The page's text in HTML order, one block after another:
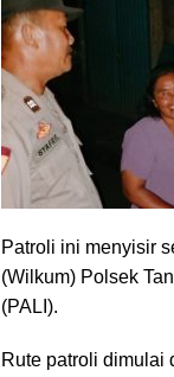
Patroli ini menyisir
(Wilkum) Polsek
(PALI).
Rute patroli dimulai